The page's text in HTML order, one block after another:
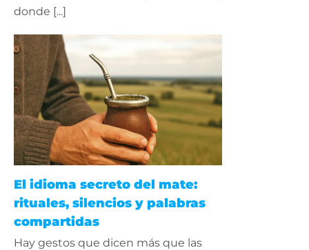
donde [...]
El idioma secreto del mate:
rituales, silencios y palabras
compartidas
Hay gestos que dicen más que las